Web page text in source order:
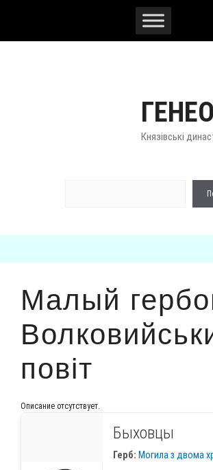
Князівські
Малый
повіт
Описание отсутствует.
Быховцы
Герб: Могила з двома